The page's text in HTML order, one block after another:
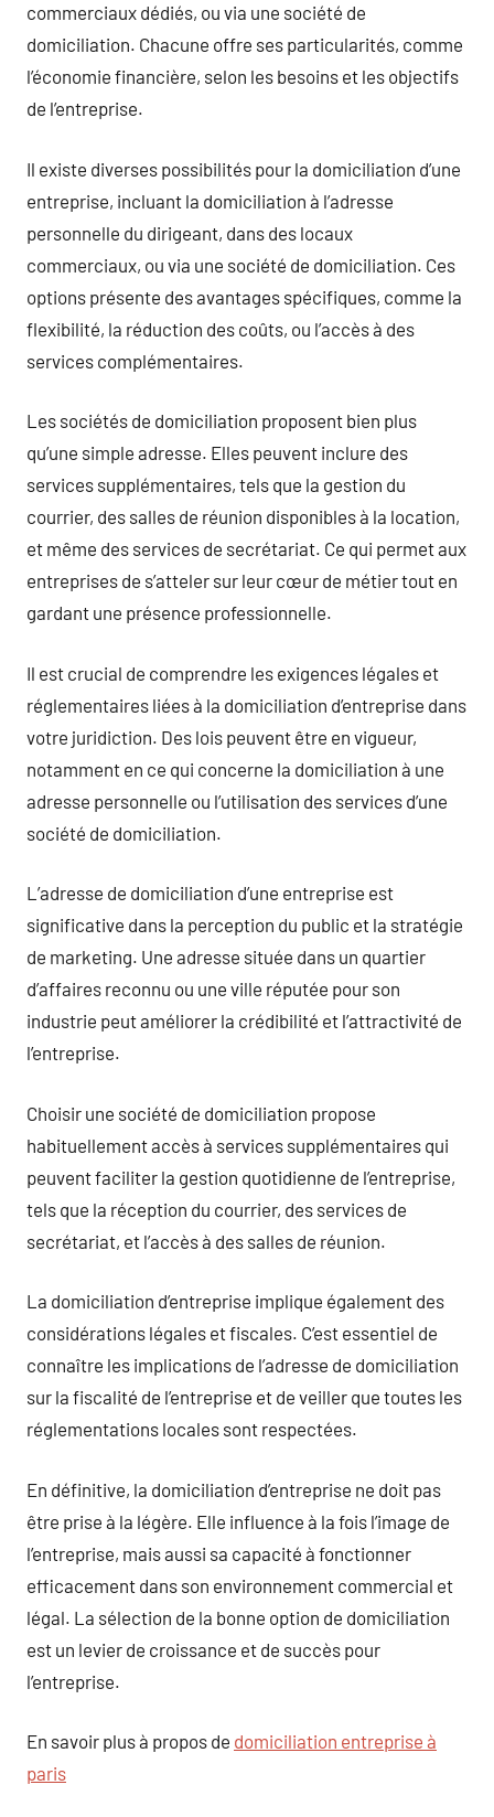
commerciaux dédiés, ou via une société de
domiciliation. Chacune offre ses particularités, comme
l’économie financière, selon les besoins et les objectifs
de l’entreprise.
Il existe diverses possibilités pour la domiciliation d’une
entreprise, incluant la domiciliation à l’adresse
personnelle du dirigeant, dans des locaux
commerciaux, ou via une société de domiciliation. Ces
options présente des avantages spécifiques, comme la
flexibilité, la réduction des coûts, ou l’accès à des
services complémentaires.
Les sociétés de domiciliation proposent bien plus
qu’une simple adresse. Elles peuvent inclure des
services supplémentaires, tels que la gestion du
courrier, des salles de réunion disponibles à la location,
et même des services de secrétariat. Ce qui permet aux
entreprises de s’atteler sur leur cœur de métier tout en
gardant une présence professionnelle.
Il est crucial de comprendre les exigences légales et
réglementaires liées à la domiciliation d’entreprise dans
votre juridiction. Des lois peuvent être en vigueur,
notamment en ce qui concerne la domiciliation à une
adresse personnelle ou l’utilisation des services d’une
société de domiciliation.
L’adresse de domiciliation d’une entreprise est
significative dans la perception du public et la stratégie
de marketing. Une adresse située dans un quartier
d’affaires reconnu ou une ville réputée pour son
industrie peut améliorer la crédibilité et l’attractivité de
l’entreprise.
Choisir une société de domiciliation propose
habituellement accès à services supplémentaires qui
peuvent faciliter la gestion quotidienne de l’entreprise,
tels que la réception du courrier, des services de
secrétariat, et l’accès à des salles de réunion.
La domiciliation d’entreprise implique également des
considérations légales et fiscales. C’est essentiel de
connaître les implications de l’adresse de domiciliation
sur la fiscalité de l’entreprise et de veiller que toutes les
réglementations locales sont respectées.
En définitive, la domiciliation d’entreprise ne doit pas
être prise à la légère. Elle influence à la fois l’image de
l’entreprise, mais aussi sa capacité à fonctionner
efficacement dans son environnement commercial et
légal. La sélection de la bonne option de domiciliation
est un levier de croissance et de succès pour
l’entreprise.
En savoir plus à propos de domiciliation entreprise à
paris